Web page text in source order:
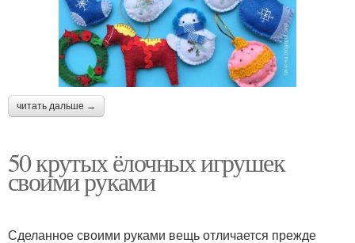
читать дальше →
50 крутых ёлочных игрушек
своими руками
Сделанное своими руками вещь отличается прежде